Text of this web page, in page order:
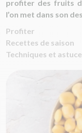
profiter des fruits
l’on met dans son
Profiter
Recettes de saison
Techniques et